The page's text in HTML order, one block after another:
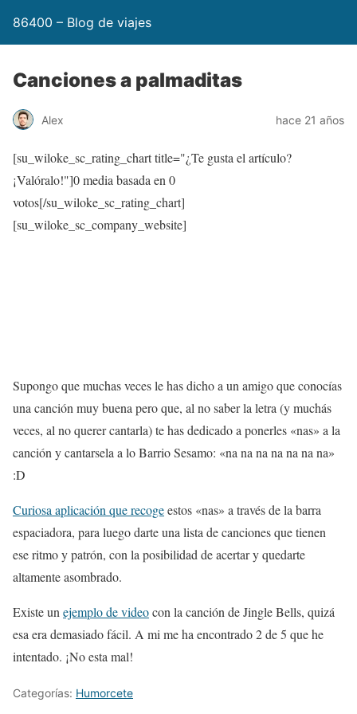
86400 – Blog de viajes
Canciones a palmaditas
Alex hace 21 años
[su_wiloke_sc_rating_chart title="¿Te gusta el artículo?
¡Valóralo!"]0media basada en 0
votos[/su_wiloke_sc_rating_chart]
[su_wiloke_sc_company_website]
Supongo que muchas veces le has dicho a un amigo que conocías
una canción muy buena pero que, al no saber la letra (y muchás
veces, al no querer cantarla) te has dedicado a ponerles «nas» a la
canción y cantarsela a lo Barrio Sesamo: «na na na na na na na»
:D
Curiosa aplicación que recogeestos «nas» a través de la barra
espaciadora, para luego darte una lista de canciones que tienen
ese ritmo y patrón, con la posibilidad de acertar y quedarte
altamente asombrado.
Existe unejemplo de videocon la canción de Jingle Bells, quizá
esa era demasiado fácil. A mi me ha encontrado 2 de 5 que he
intentado. ¡No esta mal!
Categorías: Humorcete